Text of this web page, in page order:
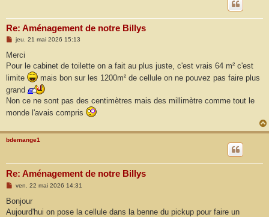
Re: Aménagement de notre Billys
M
s
a
g
e
jeu. 21 mai 2026 15:13
Merci
Pour le cabinet de toilette on a fait au plus juste, c'est vrais 64 m² c'est
limite
mais bon sur les 1200m² de cellule on ne pouvez pas faire plus
grand
Non ce ne sont pas des centimètres mais des millimètre comme tout le
monde l'avais compris
bdemange1
Re: Aménagement de notre Billys
M
s
a
ven. 22 mai 2026 14:31
Bonjour
Aujourd'hui on pose la cellule dans la benne du pickup pour faire un